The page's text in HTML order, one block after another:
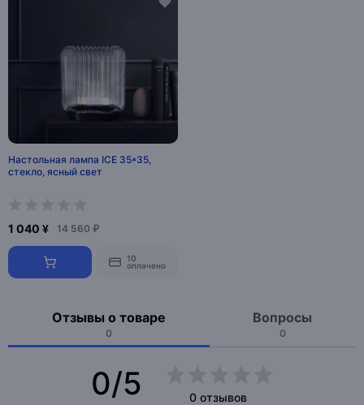
Настольная лампа ICE 35*35,
стекло, ясный свет
1 040 ¥ 14 560 ₽
10
оплачено
Отзывы о товаре
0
Вопросы
0
0/5
0 отзывов